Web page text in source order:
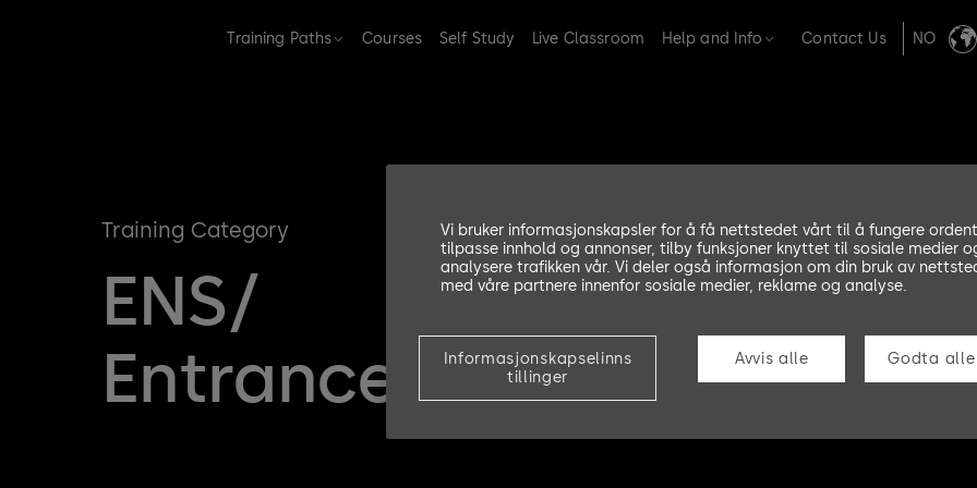
Training Paths Courses Self Study Live Classroom Help and Info Contact Us NO
Training Category
ENS/
Entrance Systems
Vi bruker informasjonskapsler for å få nettstedet vårt til å fungere
tilpasse innhold og annonser, tilby funksjoner knyttet til sosiale medier
analysere trafikken vår. Vi deler også informasjon om din bruk av
med våre partnere innenfor sosiale medier, reklame og analyse.
Informasjonskapselinns
tillinger
Avvis alle Godta